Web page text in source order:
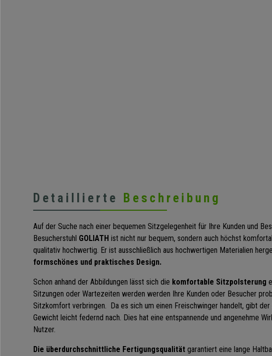
Detaillierte Beschreibung
Auf der Suche nach einer bequemen Sitzgelegenheit für Ihre Kunden und
Besucherstuhl GOLIATH ist nicht nur bequem, sondern auch höchst
qualitativ hochwertig. Er ist ausschließlich aus hochwertigen Materialien
formschönes und praktisches Design.
Schon anhand der Abbildungen lässt sich die komfortable Sitzpolsterung
Sitzungen oder Wartezeiten werden werden Ihre Kunden oder Besucher
Sitzkomfort verbringen. Da es sich um einen Freischwinger handelt, gibt der
Gewicht leicht federnd nach. Dies hat eine entspannende und angenehme
Nutzer.
Die überdurchschnittliche Fertigungsqualität garantiert eine lange